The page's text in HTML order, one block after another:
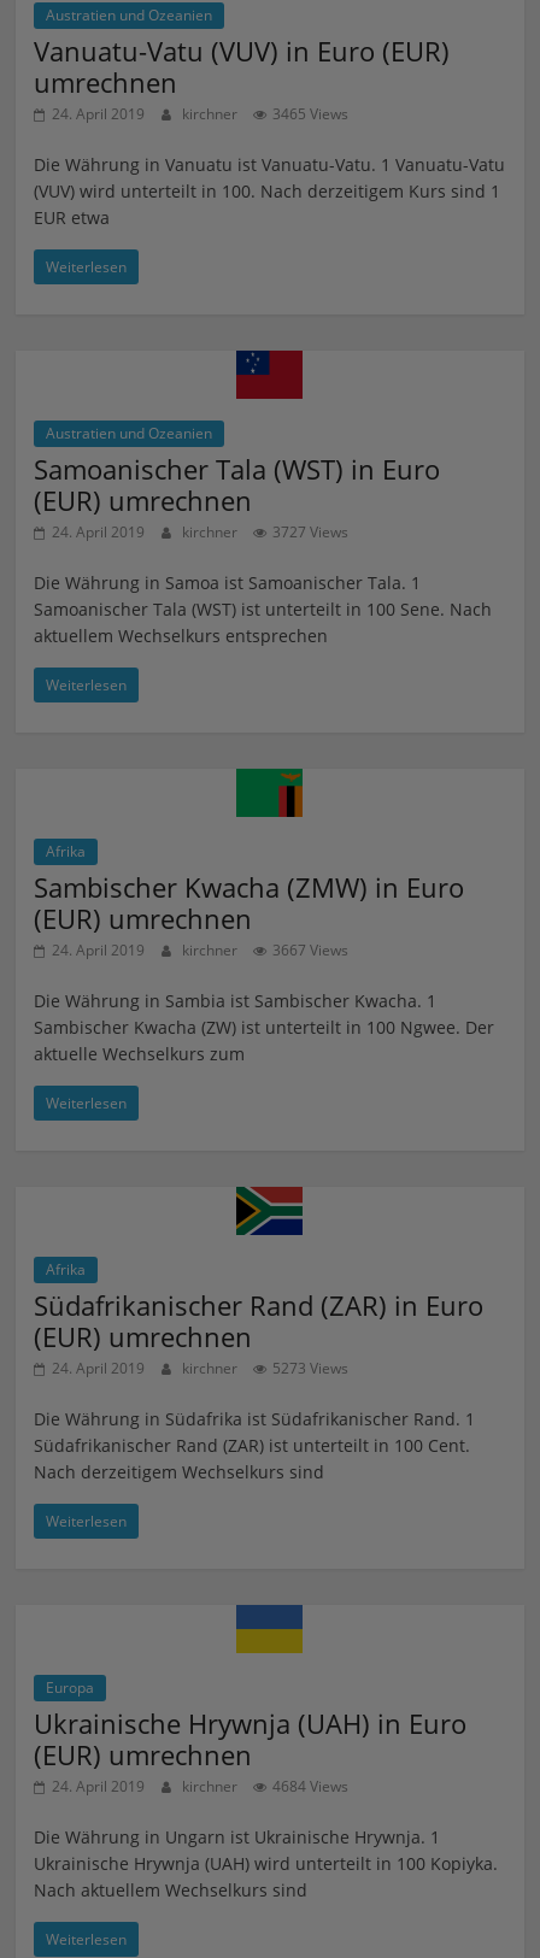
Austratien und Ozeanien
Vanuatu-Vatu (VUV) in Euro (EUR)
umrechnen
24. April 2019 kirchner 3465 Views
Die Währung in Vanuatu ist Vanuatu-Vatu. 1 Vanuatu-Vatu
(VUV) wird unterteilt in 100. Nach derzeitigem Kurs sind 1
EUR etwa
Weiterlesen
Austratien und Ozeanien
Samoanischer Tala (WST) in Euro
(EUR) umrechnen
24. April 2019 kirchner 3727 Views
Die Währung in Samoa ist Samoanischer Tala. 1
Samoanischer Tala (WST) ist unterteilt in 100 Sene. Nach
aktuellem Wechselkurs entsprechen
Weiterlesen
Afrika
Sambischer Kwacha (ZMW) in Euro
(EUR) umrechnen
24. April 2019 kirchner 3667 Views
Die Währung in Sambia ist Sambischer Kwacha. 1
Sambischer Kwacha (ZW) ist unterteilt in 100 Ngwee. Der
aktuelle Wechselkurs zum
Weiterlesen
Afrika
Südafrikanischer Rand (ZAR) in Euro
(EUR) umrechnen
24. April 2019 kirchner 5273 Views
Die Währung in Südafrika ist Südafrikanischer Rand. 1
Südafrikanischer Rand (ZAR) ist unterteilt in 100 Cent.
Nach derzeitigem Wechselkurs sind
Weiterlesen
Europa
Ukrainische Hrywnja (UAH) in Euro
(EUR) umrechnen
24. April 2019 kirchner 4684 Views
Die Währung in Ungarn ist Ukrainische Hrywnja. 1
Ukrainische Hrywnja (UAH) wird unterteilt in 100 Kopiyka.
Nach aktuellem Wechselkurs sind
Weiterlesen